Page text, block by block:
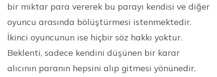
bir miktar para vererek bu parayı kendisi ve diğer
oyuncu arasında bölüştürmesi istenmektedir.
İkinci oyuncunun ise hiçbir söz hakkı yoktur.
Beklenti, sadece kendini düşünen bir karar
alıcının paranın hepsini alıp gitmesi yönünedir.